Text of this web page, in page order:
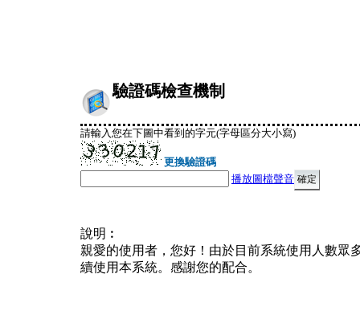
驗證碼檢查機制
請輸入您在下圖中看到的字元(字母區分大小寫)
更換驗證碼
播放圖檔聲音
說明︰
親愛的使用者，您好！由於目前系統使用人數眾
續使用本系統。感謝您的配合。